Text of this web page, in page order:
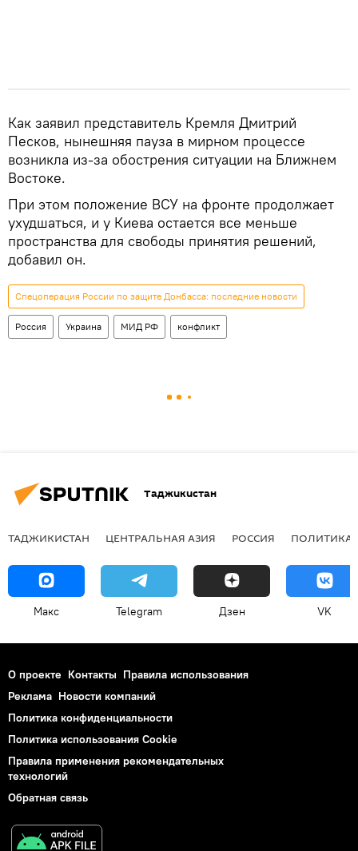
Как заявил представитель Кремля Дмитрий
Песков, нынешняя пауза в мирном процессе
возникла из-за обострения ситуации на Ближнем
Востоке.
При этом положение ВСУ на фронте продолжает
ухудшаться, и у Киева остается все меньше
пространства для свободы принятия решений,
добавил он.
Спецоперация России по защите Донбасса: последние новости
Россия Украина МИД РФ конфликт
Таджикистан
ТАДЖИКИСТАН ЦЕНТРАЛЬНАЯ АЗИЯ РОССИЯ ПОЛИТИКА
Макс Telegram Дзен VK
О проекте Контакты Правила использования
Реклама Новости компаний
Политика конфиденциальности
Политика использования Cookie
Правила применения рекомендательных
технологий
Обратная связь